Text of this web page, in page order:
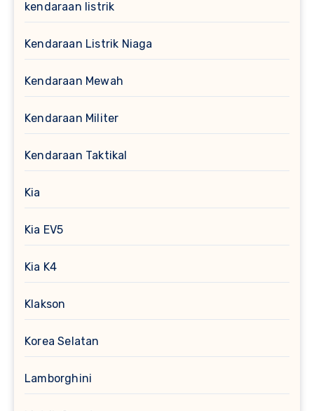
kendaraan listrik
Kendaraan Listrik Niaga
Kendaraan Mewah
Kendaraan Militer
Kendaraan Taktikal
Kia
Kia EV5
Kia K4
Klakson
Korea Selatan
Lamborghini